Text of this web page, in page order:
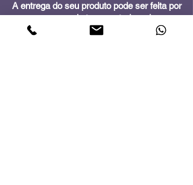
A entrega do seu produto pode ser feita por
nosso carro, via transportadora de sua
escolha, ou retirada no local.